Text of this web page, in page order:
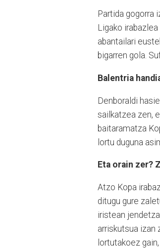
Partida gogorra
Ligako
abantailari
bigarren gola.
Balentria
Denboraldi
sailkatzea zen,
baitaramatza
lortu duguna
Eta orain zer?
Atzo Kopa
ditugu gure
iristean
arriskutsua izan
lortutakoez